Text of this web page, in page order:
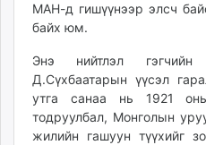
МАН-д гишүүнээр элсч
байх юм.
Энэ нийтлэл
Д.Сүхбаатарын үүсэл
утга санаа нь 1921
тодруулбал, Монголын
жилийн гашуун түүхийг